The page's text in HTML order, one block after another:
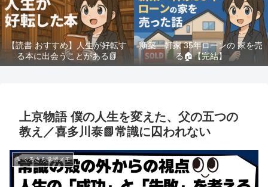
【読書 おすすめ】人生が好転す
る本に出会うことがある📗
新築一軒家 35年ローンの 家を売
る🏠️【完結】
上京物語 僕の人生を変えた、父の五つの
教え／喜多川泰📗常識に囚われない
📝 くろさら学習メモ